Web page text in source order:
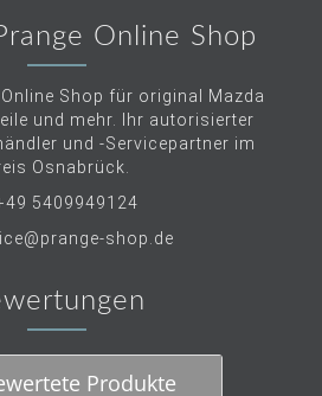
Online Shop
Shop für original Mazda
und mehr. Ihr autorisierter
und -Servicepartner im
Osnabrück.
5409949124
shop.de
Produkte